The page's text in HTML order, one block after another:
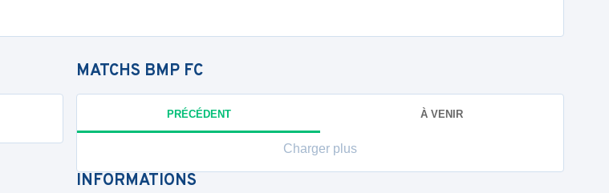
MATCHS BMP FC
PRÉCÉDENT À VENIR
Charger plus
INFORMATIONS